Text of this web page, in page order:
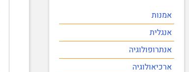
אמנות
אנגלית
אנתרופולוגיה
ארכיאולוגיה